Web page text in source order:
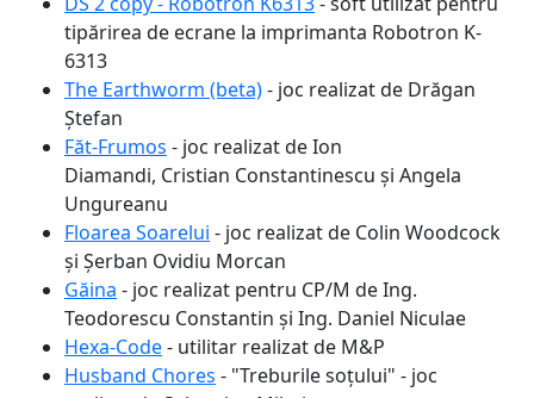
tipărirea de ecrane la imprimanta Robotron K-
6313
The Earthworm (beta)- joc realizat de Drăgan
Ștefan
Făt-Frumos - joc realizat de Ion
Diamandi, Cristian Constantinescu și Angela
Ungureanu
Floarea Soarelui - joc realizat de Colin Woodcock
și Șerban Ovidiu Morcan
Găina - joc realizat pentru CP/M de Ing.
Teodorescu Constantin și Ing. Daniel Niculae
Hexa-Code- utilitar realizat de M&P
Husband Chores - "Treburile soțului" - joc